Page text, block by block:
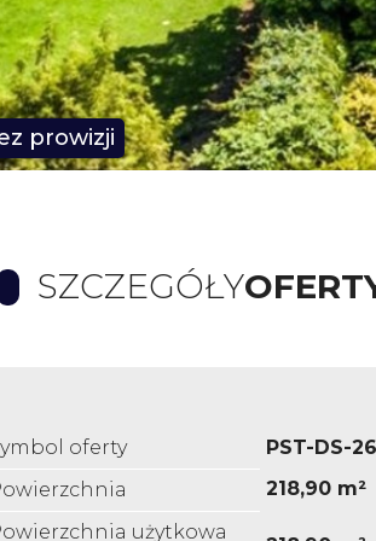
prowizji
SZCZEGÓŁY
oferty
PST-DS-
218,90 m²
użytkowa